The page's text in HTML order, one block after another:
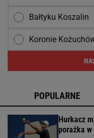
Bałtyku Koszalin
Koronie
POPULARNE
Hurkacz
porażka w